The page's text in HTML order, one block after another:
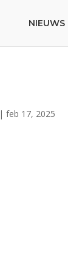
NIEUWS
|feb 17, 2025